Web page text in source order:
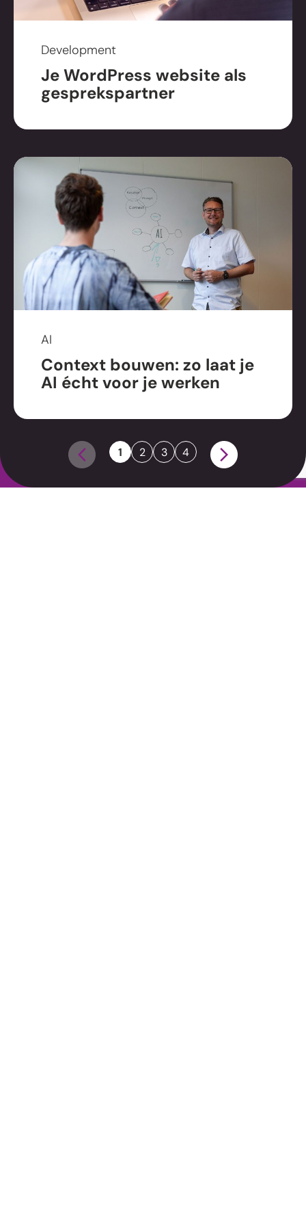
Development
Je WordPress website als
gesprekspartner
AI
Context bouwen: zo laat je
AI écht voor je werken
1 2 3 4
nieuwsbrief.
Direct contact
kennismaken@mixcom.nl
Bezoek ons
Branderweg 5a
8042 PD Zwolle
Volg ons
Leveringsvoorwaarden
Disclaimer
Privacybeleid